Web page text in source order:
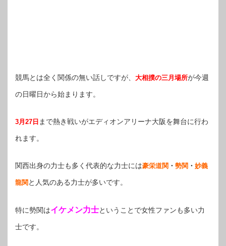
競馬とは全く関係の無い話しですが、 大相撲の三月場所が今週
の日曜日から始まります。
3月27日 まで熱き戦いがエディオンアリーナ大阪を舞台に行わ
れます。
関西出身の力士も多く代表的な力士には豪栄道関 ・ 勢関 ・ 妙義
龍関 と人気のある力士が多いです。
特に勢関はイケメン力士ということで女性ファンも多い力
士です。